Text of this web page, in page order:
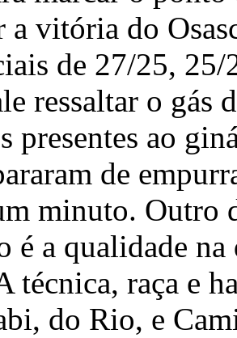
vitória do
de 27/25,
ressaltar o gás
presentes ao
de
minuto. Outro
é a qualidade na
técnica, raça e
do Rio, e